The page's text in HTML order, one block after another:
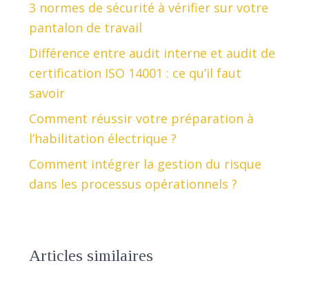
3 normes de sécurité à vérifier sur votre
pantalon de travail
Différence entre audit interne et audit de
certification ISO 14001 : ce qu’il faut
savoir
Comment réussir votre préparation à
l’habilitation électrique ?
Comment intégrer la gestion du risque
dans les processus opérationnels ?
Articles similaires